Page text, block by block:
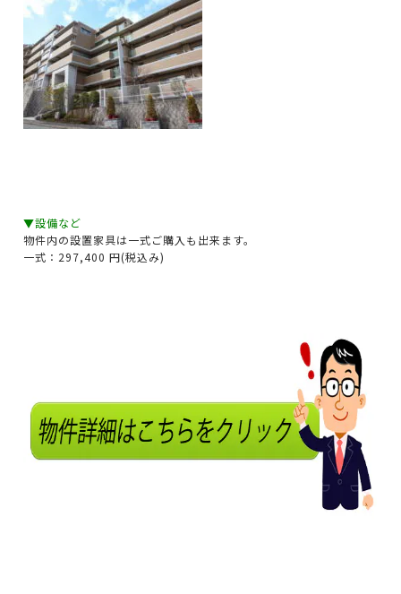
▼設備など
物件内の設置家具は一式ご購入も出来ます。
一式：297,400 円(税込み)